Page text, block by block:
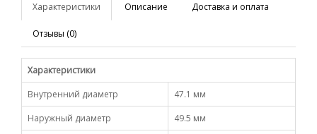
Характеристики Описание Доставка и оплата
Отзывы (0)
Характеристики
Внутренний диаметр
47.1 мм
Наружный диаметр
49.5 мм